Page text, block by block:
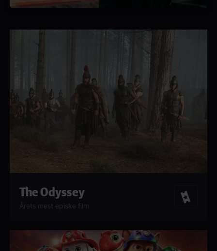
The Odyssey
Årets mest episke film
Billetter